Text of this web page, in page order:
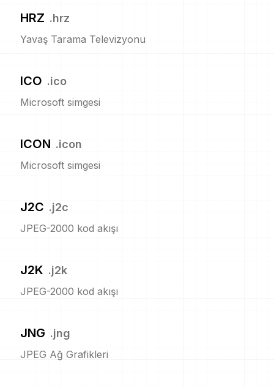
HRZ .hrz
Yavaş Tarama Televizyonu
ICO .ico
Microsoft simgesi
ICON .icon
Microsoft simgesi
J2C .j2c
JPEG-2000 kod akışı
J2K .j2k
JPEG-2000 kod akışı
JNG .jng
JPEG Ağ Grafikleri